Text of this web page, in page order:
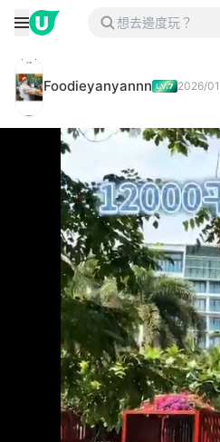
Foodieyanyannn 2026/